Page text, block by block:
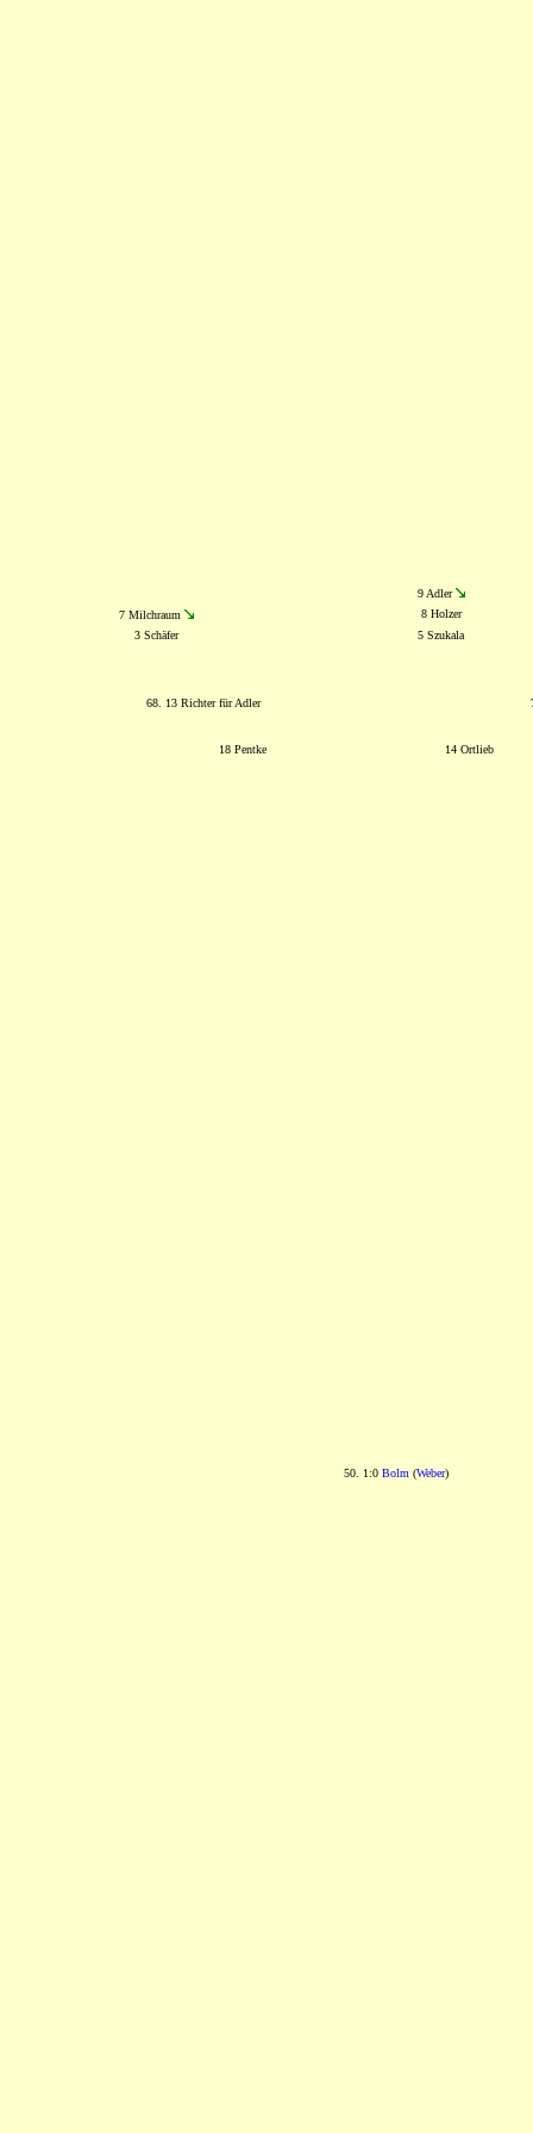
9 Adler
7 Milchraum
8 Holzer
3 Schäfer
5 Szukala
68. 13 Richter für Adler
18 Pentke 14 Ortlieb
50. 1:0 Bolm (Weber)